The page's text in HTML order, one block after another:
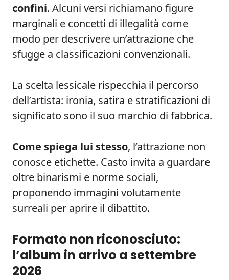
confini. Alcuni versi richiamano figure
marginali e concetti di illegalità come
modo per descrivere un’attrazione che
sfugge a classificazioni convenzionali.
La scelta lessicale rispecchia il percorso
dell’artista: ironia, satira e stratificazioni di
significato sono il suo marchio di fabbrica.
Come spiega lui stesso, l’attrazione non
conosce etichette. Casto invita a guardare
oltre binarismi e norme sociali,
proponendo immagini volutamente
surreali per aprire il dibattito.
Formato non riconosciuto:
l’album in arrivo a settembre
2026